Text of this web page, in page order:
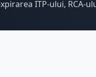
ITP-ului, RCA-